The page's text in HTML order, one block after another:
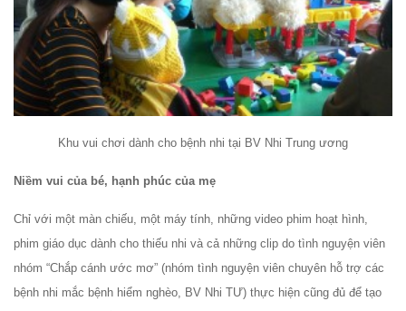
Khu vui chơi dành cho bệnh nhi tại BV Nhi Trung ương
Niềm vui của bé, hạnh phúc của mẹ
Chỉ với một màn chiếu, một máy tính, những video phim hoạt hình,
phim giáo dục dành cho thiếu nhi và cả những clip do tình nguyện viên
nhóm “Chắp cánh ước mơ” (nhóm tình nguyện viên chuyên hỗ trợ các
bệnh nhi mắc bệnh hiểm nghèo, BV Nhi TƯ) thực hiện cũng đủ để tạo